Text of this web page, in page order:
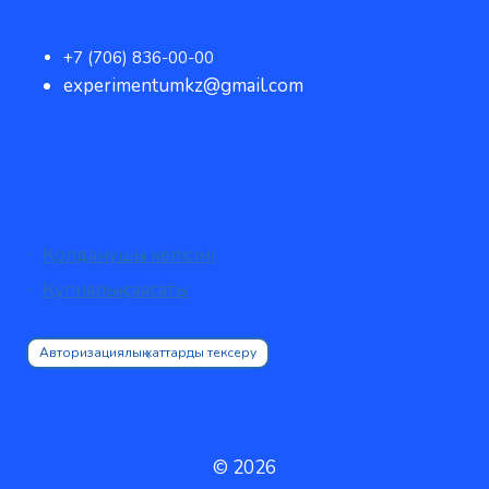
+7 (706) 836-00-00
experimentumkz@gmail.com
Қолданушы келісімі
Құпиялық саясаты
Авторизациялық хаттарды тексеру
© 2026